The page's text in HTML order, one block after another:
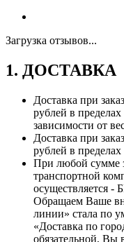
Загрузка отзывов...
1. ДОСТАВКА
Доставка при
рублей в
зависимости от
Доставка при
рублей в
При любой сумме
транспортной
осуществляется
Обращаем Ваше
линии» стала по
«Доставка по
обязательной, Вы